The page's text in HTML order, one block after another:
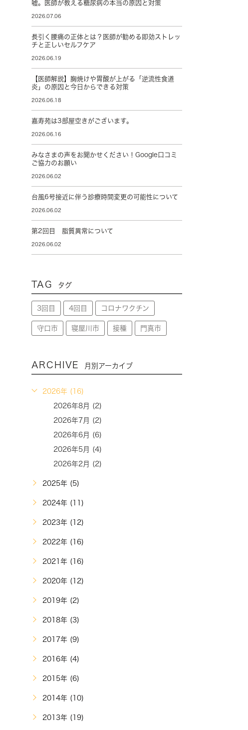
嘘。医師が教える糖尿病の本当の原因と対策
2026.07.06
長引く腰痛の正体とは？医師が勧める即効ストレッ
チと正しいセルフケア
2026.06.19
【医師解説】胸焼けや胃酸が上がる「逆流性食道
炎」の原因と今日からできる対策
2026.06.18
嘉寿苑は3部屋空きがございます。
2026.06.16
みなさまの声をお聞かせください！Google口コミ
ご協力のお願い
2026.06.02
台風6号接近に伴う診療時間変更の可能性について
2026.06.02
第2回目 脂質異常について
2026.06.02
TAG タグ
3回目 4回目 コロナワクチン
守口市 寝屋川市 接種 門真市
ARCHIVE 月別アーカイブ
2026年 (16)
2026年8月 (2)
2026年7月 (2)
2026年6月 (6)
2026年5月 (4)
2026年2月 (2)
2025年 (5)
2024年 (11)
2023年 (12)
2022年 (16)
2021年 (16)
2020年 (12)
2019年 (2)
2018年 (3)
2017年 (9)
2016年 (4)
2015年 (6)
2014年 (10)
2013年 (19)